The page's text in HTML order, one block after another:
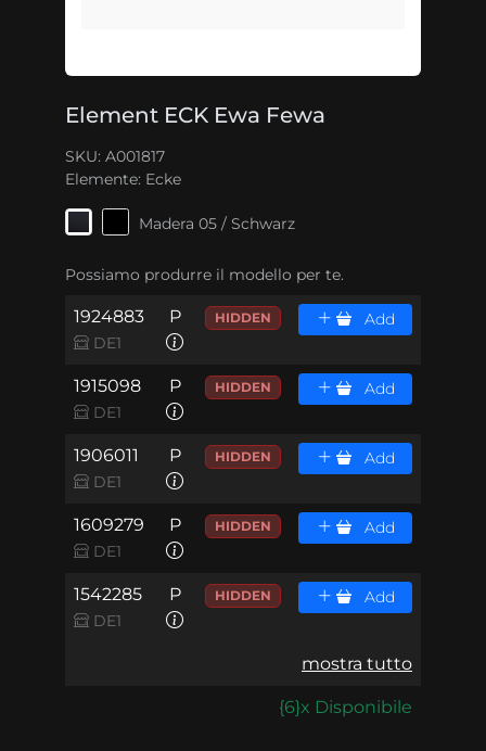
Element ECK Ewa Fewa
SKU: A001817
Elemente: Ecke
Madera 05 / Schwarz
Possiamo produrre il modello per te.
1924883
DE1
P HIDDEN Add
1915098
DE1
P HIDDEN Add
1906011
DE1
P HIDDEN Add
1609279
DE1
P HIDDEN Add
1542285
DE1
P HIDDEN Add
mostra tutto
{6}x Disponibile